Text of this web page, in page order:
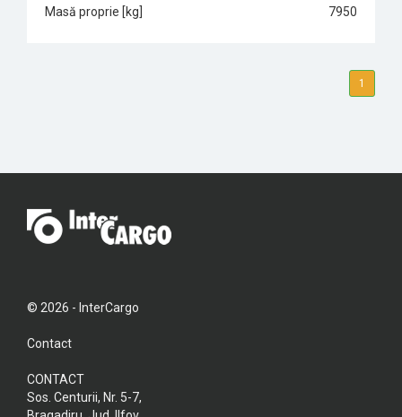
Masă proprie [kg]
7950
1
© 2026 - InterCargo
Contact
CONTACT
Sos. Centurii, Nr. 5-7,